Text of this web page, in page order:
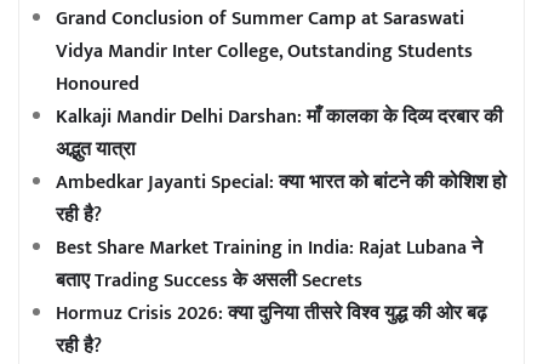
Grand Conclusion of Summer Camp at Saraswati
Vidya Mandir Inter College, Outstanding Students
Honoured
Kalkaji Mandir Delhi Darshan: माँ कालका के दिव्य दरबार की
अद्भुत यात्रा
Ambedkar Jayanti Special: क्या भारत को बांटने की कोशिश हो
रही है?
Best Share Market Training in India: Rajat Lubana ने
बताए Trading Success के असली Secrets
Hormuz Crisis 2026: क्या दुनिया तीसरे विश्व युद्ध की ओर बढ़
रही है?